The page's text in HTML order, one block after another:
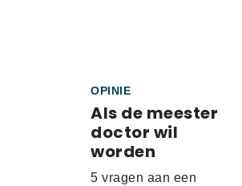
OPINIE
Als de meester
doctor wil
worden
5 vragen aan een